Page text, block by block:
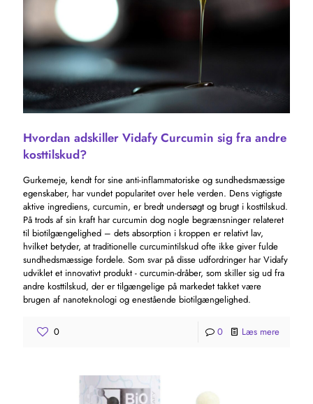
Hvordan adskiller Vidafy Curcumin sig fra andre
kosttilskud?
Gurkemeje, kendt for sine anti-inflammatoriske og sundhedsmæssige
egenskaber, har vundet popularitet over hele verden. Dens vigtigste
aktive ingrediens, curcumin, er bredt undersøgt og brugt i kosttilskud.
På trods af sin kraft har curcumin dog nogle begrænsninger relateret
til biotilgængelighed – dets absorption i kroppen er relativt lav,
hvilket betyder, at traditionelle curcumintilskud ofte ikke giver fulde
sundhedsmæssige fordele. Som svar på disse udfordringer har Vidafy
udviklet et innovativt produkt - curcumin-dråber, som skiller sig ud fra
andre kosttilskud, der er tilgængelige på markedet takket være
brugen af ​​nanoteknologi og enestående biotilgængelighed.
0 0 Læs mere